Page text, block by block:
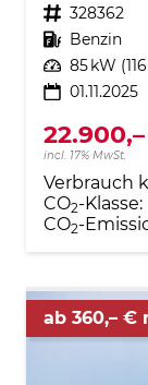
Fahrzeugnr. 328362
Kraftstoff Benzin
Leistung 85 kW
01.11.2025
incl. 17% MwSt.
Verbrauch
CO2-Klasse:
CO2-
ab 360,– €